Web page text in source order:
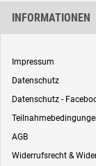
INFORMATIONEN
Impressum
Datenschutz
Datenschutz -
AGB
Widerrufsrecht &